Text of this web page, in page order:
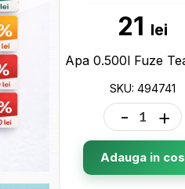
21 lei
SKU: 494741
- +
Adauga in cos